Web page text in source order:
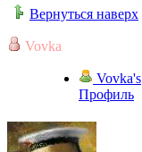
Вернуться наверх
Vovka
Vovka's
Профиль